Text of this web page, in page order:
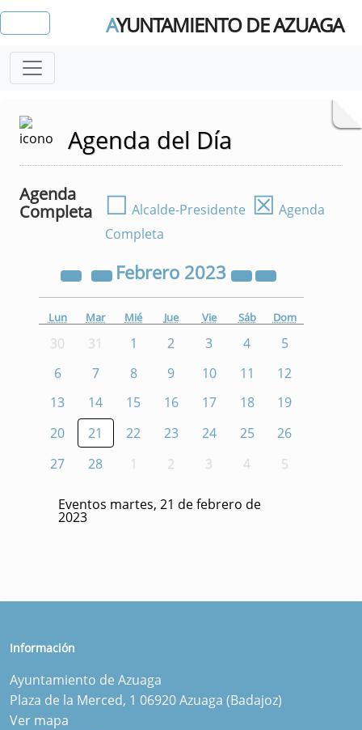
AYUNTAMIENTO DE AZUAGA
Agenda del Día
Agenda
Completa
☐ Alcalde-Presidente ☒ Agenda
Completa
Febrero 2023
Lun Mar Mié Jue Vie Sáb Dom
30 31 1 2 3 4
5
6
7 8 9 10 11
12
13
14 15 16 17 18
19
20
21 22 23 24 25
26
27
28 1 2 3 4 5
Eventos martes, 21 de febrero de
2023
Información
Ayuntamiento de Azuaga
Plaza de la Merced, 1 06920 Azuaga (Badajoz)
Ver mapa